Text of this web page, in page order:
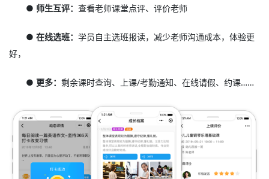
● 师生互评：查看老师课堂点评、评价老师
● 在线选班：学员自主选班报读，减少老师沟通成本，体验更
好，
● 更多：剩余课时查询、上课/考勤通知、在线请假、约课……